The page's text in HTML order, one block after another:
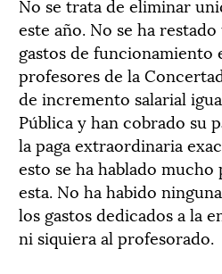
No se trata de eliminar
este año. No se ha
gastos de funcionamiento
profesores de la
de incremento salarial
Pública y han cobrado su
la paga extraordinaria
esto se ha hablado
esta. No ha habido
los gastos dedicados a la
ni siquiera al profesorado.